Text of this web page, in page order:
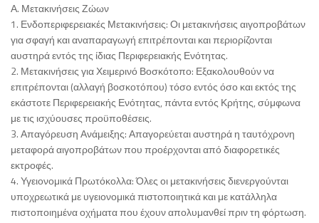
Α. Μετακινήσεις Ζώων
1. Ενδοπεριφερειακές Μετακινήσεις: Οι μετακινήσεις αιγοπροβάτων
για σφαγή και αναπαραγωγή επιτρέπονται και περιορίζονται
αυστηρά εντός της ίδιας Περιφερειακής Ενότητας.
2. Μετακινήσεις για Χειμερινό Βοσκότοπο: Εξακολουθούν να
επιτρέπονται (αλλαγή βοσκοτόπου) τόσο εντός όσο και εκτός της
εκάστοτε Περιφερειακής Ενότητας, πάντα εντός Κρήτης, σύμφωνα
με τις ισχύουσες προϋποθέσεις.
3. Απαγόρευση Ανάμειξης: Απαγορεύεται αυστηρά η ταυτόχρονη
μεταφορά αιγοπροβάτων που προέρχονται από διαφορετικές
εκτροφές.
4. Υγειονομικά Πρωτόκολλα: Όλες οι μετακινήσεις διενεργούνται
υποχρεωτικά με υγειονομικά πιστοποιητικά και με κατάλληλα
πιστοποιημένα οχήματα που έχουν απολυμανθεί πριν τη φόρτωση.